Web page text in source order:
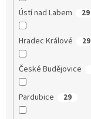
Ústí nad Labem 29
Hradec Králové 29
České Budějovice
Pardubice 29